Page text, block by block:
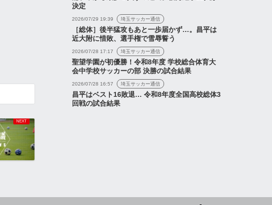
決定
2026/07/29 19:39 埼玉サッカー通信
［総体］後半猛攻もあと一歩届かず…。昌平は
近大附に惜敗、選手権で雪辱誓う
2026/07/28 17:17 埼玉サッカー通信
聖望学園が初優勝！令和8年度 学校総合体育大
会中学校サッカーの部 決勝の試合結果
2026/07/28 16:57 埼玉サッカー通信
昌平はベスト16敗退… 令和8年度全国高校総体3
回戦の試合結果